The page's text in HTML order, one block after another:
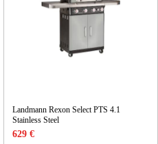
Landmann Rexon Select PTS 4.1
Stainless Steel
629 €